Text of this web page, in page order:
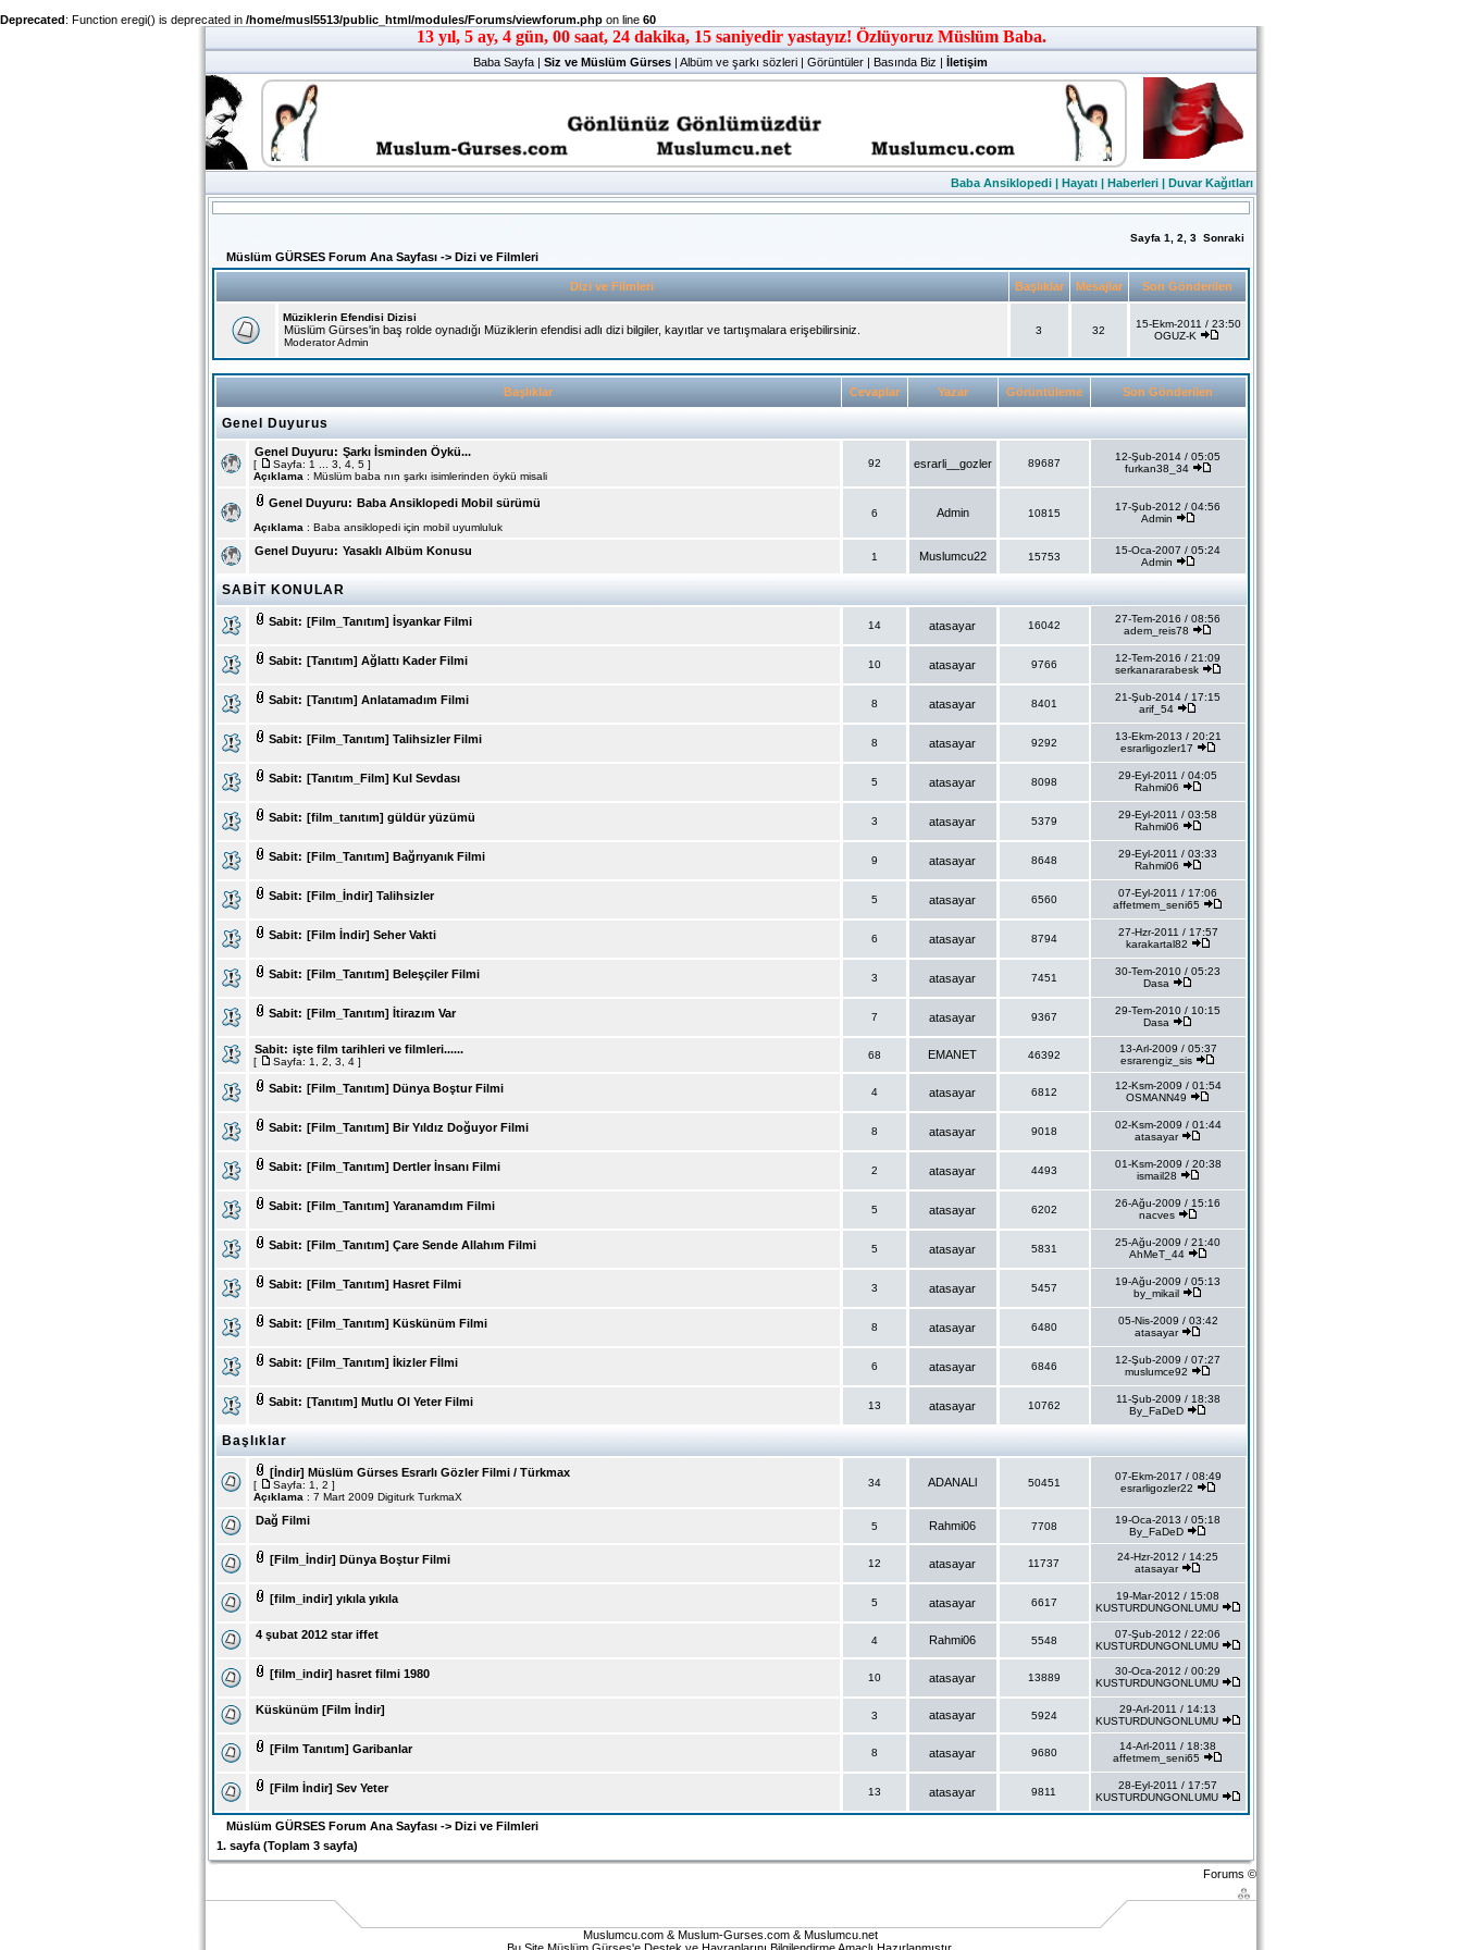
Deprecated: Function eregi() is deprecated in /home/musl5513/public_html/modules/Forums/viewforum.php on line 60
Baba Sayfa | Siz ve Müslüm Gürses | Albüm ve şarkı sözleri | Görüntüler | Basında Biz | İletişim
Baba Ansiklopedi| Hayatı| Haberleri| Duvar Kağıtları
Sayfa 1 2 3 Sonraki
Müslüm GÜRSES Forum Ana Sayfası-> Dizi ve Filmleri
Dizi ve Filmleri Başlıklar Mesajlar Son Gönderilen
Müziklerin Efendisi Dizisi
Müslüm Gürses'in baş rolde oynadığı Müziklerin efendisi adlı dizi bilgiler, kayıtlar ve tartışmalara erişebilirsiniz.
ModeratorAdmin
3 32
15-Ekm-2011 / 23:50
OGUZ-K
Başlıklar Cevaplar Yazar Görüntüleme Son Gönderilen
Genel Duyurus
Genel Duyuru: Şarkı İsminden Öykü...
[ Sayfa: 1 3 4, 5]
Açıklama : Müslüm baba nın şarkı isimlerinden öykü misali
92 esrarli__gozler 89687
12-Şub-2014 / 05:05
furkan38_34
Genel Duyuru: Baba Ansiklopedi Mobil sürümü
Açıklama : Baba ansiklopedi için mobil uyumluluk
6 Admin 10815
17-Şub-2012 / 04:56
Admin
Genel Duyuru: Yasaklı Albüm Konusu 1 Muslumcu22 15753
15-Oca-2007 / 05:24
Admin
SABİT KONULAR
Sabit: [Film_Tanıtım] İsyankar Filmi 14 atasayar 16042
27-Tem-2016 / 08:56
adem_reis78
Sabit: [Tanıtım] Ağlattı Kader Filmi 10 atasayar 9766
12-Tem-2016 / 21:09
serkanararabesk
Sabit: [Tanıtım] Anlatamadım Filmi 8 atasayar 8401
21-Şub-2014 / 17:15
arif_54
Sabit: [Film_Tanıtım] Talihsizler Filmi 8 atasayar 9292
13-Ekm-2013 / 20:21
esrarligozler17
Sabit: [Tanıtım_Film] Kul Sevdası 5 atasayar 8098
29-Eyl-2011 / 04:05
Rahmi06
Sabit: [film_tanıtım] güldür yüzümü 3 atasayar 5379
29-Eyl-2011 / 03:58
Rahmi06
Sabit: [Film_Tanıtım] Bağrıyanık Filmi 9 atasayar 8648
29-Eyl-2011 / 03:33
Rahmi06
Sabit: [Film_İndir] Talihsizler 5 atasayar 6560
07-Eyl-2011 / 17:06
affetmem_seni65
Sabit: [Film İndir] Seher Vakti 6 atasayar 8794
27-Hzr-2011 / 17:57
karakartal82
Sabit: [Film_Tanıtım] Beleşçiler Filmi 3 atasayar 7451
30-Tem-2010 / 05:23
Dasa
Sabit: [Film_Tanıtım] İtirazım Var 7 atasayar 9367
29-Tem-2010 / 10:15
Dasa
Sabit: işte film tarihleri ve filmleri......
[ Sayfa: 1 2 3 4]
68 EMANET 46392
13-Arl-2009 / 05:37
esrarengiz_sis
Sabit: [Film_Tanıtım] Dünya Boştur Filmi 4 atasayar 6812
12-Ksm-2009 / 01:54
OSMANN49
Sabit: [Film_Tanıtım] Bir Yıldız Doğuyor Filmi 8 atasayar 9018
02-Ksm-2009 / 01:44
atasayar
Sabit: [Film_Tanıtım] Dertler İnsanı Filmi 2 atasayar 4493
01-Ksm-2009 / 20:38
ismail28
Sabit: [Film_Tanıtım] Yaranamdım Filmi 5 atasayar 6202
26-Ağu-2009 / 15:16
nacves
Sabit: [Film_Tanıtım] Çare Sende Allahım Filmi 5 atasayar 5831
25-Ağu-2009 / 21:40
AhMeT_44
Sabit: [Film_Tanıtım] Hasret Filmi 3 atasayar 5457
19-Ağu-2009 / 05:13
by_mikail
Sabit: [Film_Tanıtım] Küskünüm Filmi 8 atasayar 6480
05-Nis-2009 / 03:42
atasayar
Sabit: [Film_Tanıtım] İkizler Fİlmi 6 atasayar 6846
12-Şub-2009 / 07:27
muslumce92
Sabit: [Tanıtım] Mutlu Ol Yeter Filmi 13 atasayar 10762
11-Şub-2009 / 18:38
By_FaDeD
Başlıklar
[İndir] Müslüm Gürses Esrarlı Gözler Filmi / Türkmax
[ Sayfa: 1 2 ]
Açıklama : 7 Mart 2009 Digiturk TurkmaX
34 ADANALl 50451
07-Ekm-2017 / 08:49
esrarligozler22
Dağ Filmi 5 Rahmi06 7708
19-Oca-2013 / 05:18
By_FaDeD
[Film_İndir] Dünya Boştur Filmi 12 atasayar 11737
24-Hzr-2012 / 14:25
atasayar
[film_indir] yıkıla yıkıla 5 atasayar 6617
19-Mar-2012 / 15:08
KUSTURDUNGONLUMU
4 şubat 2012 star iffet 4 Rahmi06 5548
07-Şub-2012 / 22:06
KUSTURDUNGONLUMU
[film_indir] hasret filmi 1980 10 atasayar 13889
30-Oca-2012 / 00:29
KUSTURDUNGONLUMU
Küskünüm [Film İndir] 3 atasayar 5924
29-Arl-2011 / 14:13
KUSTURDUNGONLUMU
[Film Tanıtım] Garibanlar 8 atasayar 9680
14-Arl-2011 / 18:38
affetmem_seni65
[Film İndir] Sev Yeter 13 atasayar 9811
28-Eyl-2011 / 17:57
KUSTURDUNGONLUMU
Müslüm GÜRSES Forum Ana Sayfası-> Dizi ve Filmleri
1. sayfa (Toplam 3sayfa)
Forums ©
Muslumcu.com & Muslum-Gurses.com & Muslumcu.net